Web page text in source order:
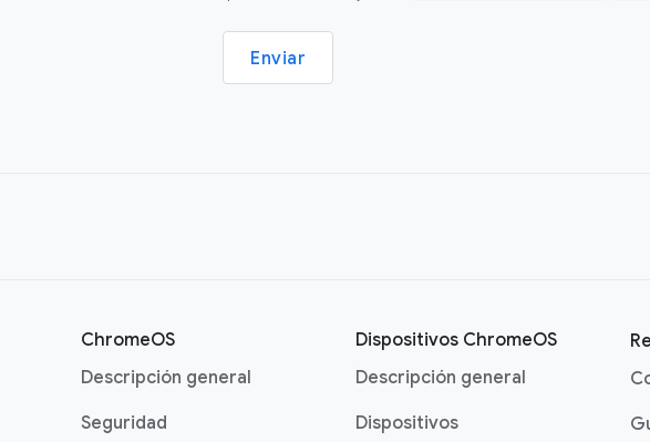
Enviar
ChromeOS
Descripción general
Seguridad
Dispositivos ChromeOS
Descripción general
Dispositivos